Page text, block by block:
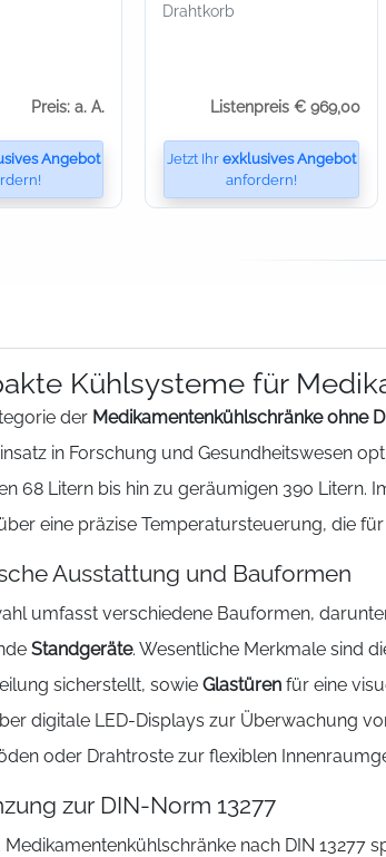
Preis: a. A.
Angebot
Drahtkorb
Listenpreis € 969,00
Jetzt Ihr exklusives Angebot
anfordern!
Kühlsysteme für
der Medikamentenkühlschränke ohne
in Forschung und Gesundheitswesen
68 Litern bis hin zu geräumigen 390 Litern.
eine präzise Temperatursteuerung, die
Ausstattung und Bauformen
umfasst verschiedene Bauformen,
Standgeräte. Wesentliche Merkmale sind
sicherstellt, sowie Glastüren für eine
digitale LED-Displays zur Überwachung
oder Drahtroste zur flexiblen
zur DIN-Norm 13277
nach DIN 13277